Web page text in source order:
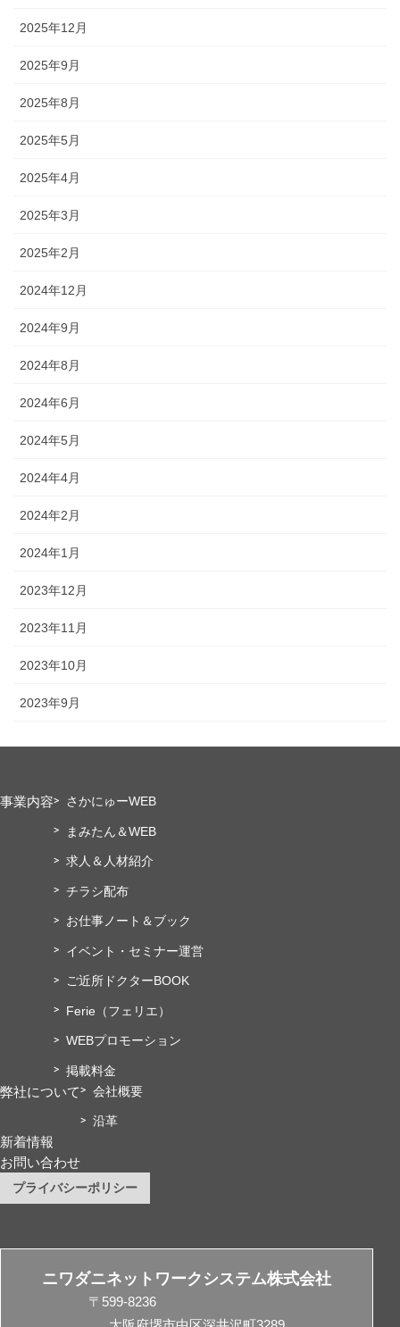
2025年12月
2025年9月
2025年8月
2025年5月
2025年4月
2025年3月
2025年2月
2024年12月
2024年9月
2024年8月
2024年6月
2024年5月
2024年4月
2024年2月
2024年1月
2023年12月
2023年11月
2023年10月
2023年9月
事業内容 さかにゅーWEB
まみたん＆WEB
求人＆人材紹介
チラシ配布
お仕事ノート＆ブック
イベント・セミナー運営
ご近所ドクターBOOK
Ferie（フェリエ）
WEBプロモーション
掲載料金
弊社について 会社概要
沿革
新着情報
お問い合わせ
プライバシーポリシー
ニワダニネットワークシステム株式会社
〒599-8236